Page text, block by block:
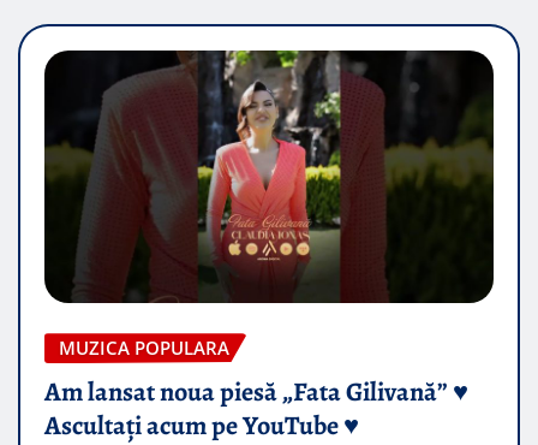
MUZICA POPULARA
Am lansat noua piesă „Fata Gilivană” ♥️
Ascultați acum pe YouTube ♥️